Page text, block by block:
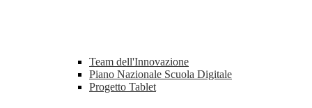
Team dell'Innovazione
Piano Nazionale Scuola Digitale
Progetto Tablet